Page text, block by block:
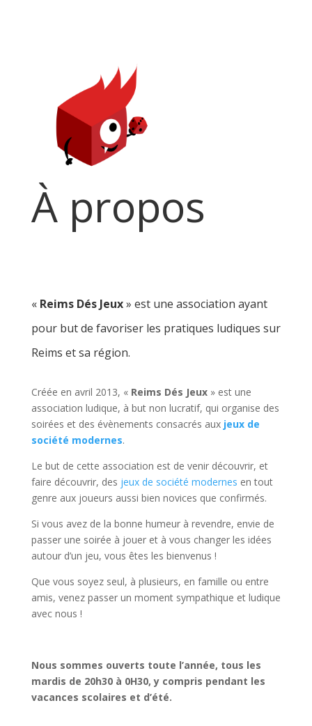
À propos
« Reims Dés Jeux» est une association ayant
pour but de favoriser les pratiques ludiques sur
Reims et sa région.
Créée en avril 2013, « Reims Dés Jeux » est une
association ludique, à but non lucratif, qui organise des
soirées et des évènements consacrés aux jeux de
société modernes.
Le but de cette association est de venir découvrir, et
faire découvrir, des jeux de société modernes en tout
genre aux joueurs aussi bien novices que confirmés.
Si vous avez de la bonne humeur à revendre, envie de
passer une soirée à jouer et à vous changer les idées
autour d’un jeu, vous êtes les bienvenus !
Que vous soyez seul, à plusieurs, en famille ou entre
amis, venez passer un moment sympathique et ludique
avec nous !
Nous sommes ouverts toute l’année, tous les
mardis de 20h30 à 0H30, y compris pendant les
vacances scolaires et d’été.